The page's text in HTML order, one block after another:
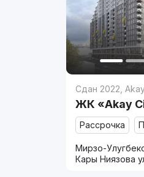
Сдан 2022 ,
ЖК «Akay
Рассрочка
Мирзо-
Кары Ниязова